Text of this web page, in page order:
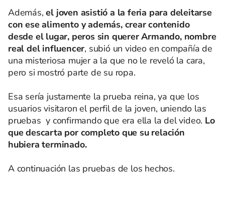
Además, el joven asistió a la feria para deleitarse
con ese alimento y además, crear contenido
desde el lugar, peros sin querer Armando, nombre
real del influencer, subió un video en compañía de
una misteriosa mujer a la que no le reveló la cara,
pero si mostró parte de su ropa.
Esa sería justamente la prueba reina, ya que los
usuarios visitaron el perfil de la joven, uniendo las
pruebas y confirmando que era ella la del video. Lo
que descarta por completo que su relación
hubiera terminado.
A continuación las pruebas de los hechos.